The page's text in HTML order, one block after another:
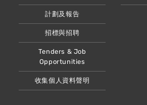
計劃及報告
招標與招聘
Tenders & Job
Opportunities
收集個人資料聲明